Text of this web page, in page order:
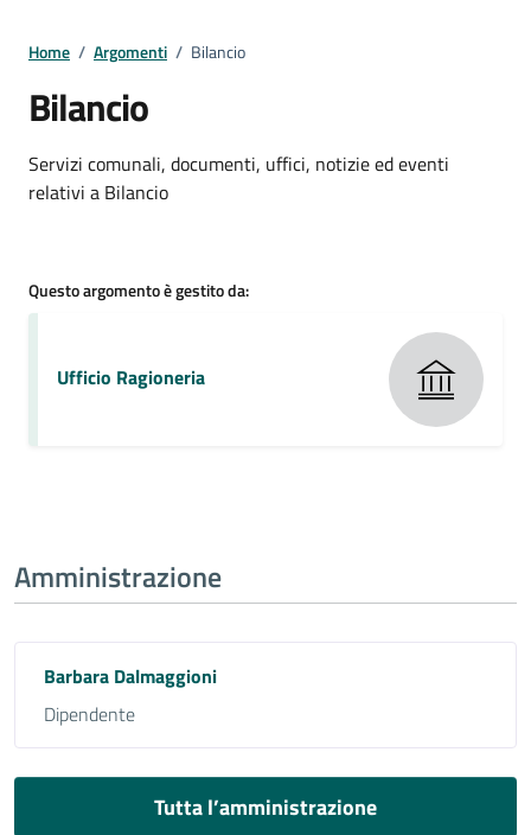
Home / Argomenti / Bilancio
Bilancio
Dettagli della notizia
Servizi comunali, documenti, uffici, notizie ed eventi
relativi a Bilancio
Questo argomento è gestito da:
Ufficio Ragioneria
Amministrazione
Barbara Dalmaggioni
Dipendente
Tutta l’amministrazione